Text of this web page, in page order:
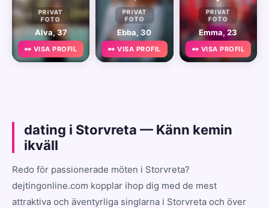
PRIVAT
FOTO
Alva, 37
👀 VISA PROFIL
PRIVAT
FOTO
Ebba, 30
👀 VISA PROFIL
PRIVAT
FOTO
Emma, 23
👀 VISA PROFIL
dating i Storvreta — Känn kemin
ikväll
Redo för passionerade möten i Storvreta?
dejtingonline.com kopplar ihop dig med de mest
attraktiva och äventyrliga singlarna i Storvreta och över